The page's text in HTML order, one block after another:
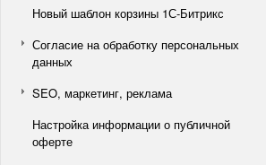
Новый шаблон корзины 1С-Битрикс
Согласие на обработку персональных
данных
SEO, маркетинг, реклама
Настройка информации о публичной
оферте